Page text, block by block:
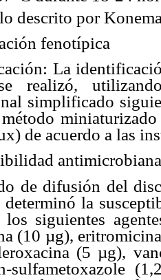
descrito por
fenotípica
La
realizó,
simplificado
de acuerdo a las
antimicrobiana
de difusión del
determinó la
siguientes
(10 µg),
(5 µg),
sulfametoxazole